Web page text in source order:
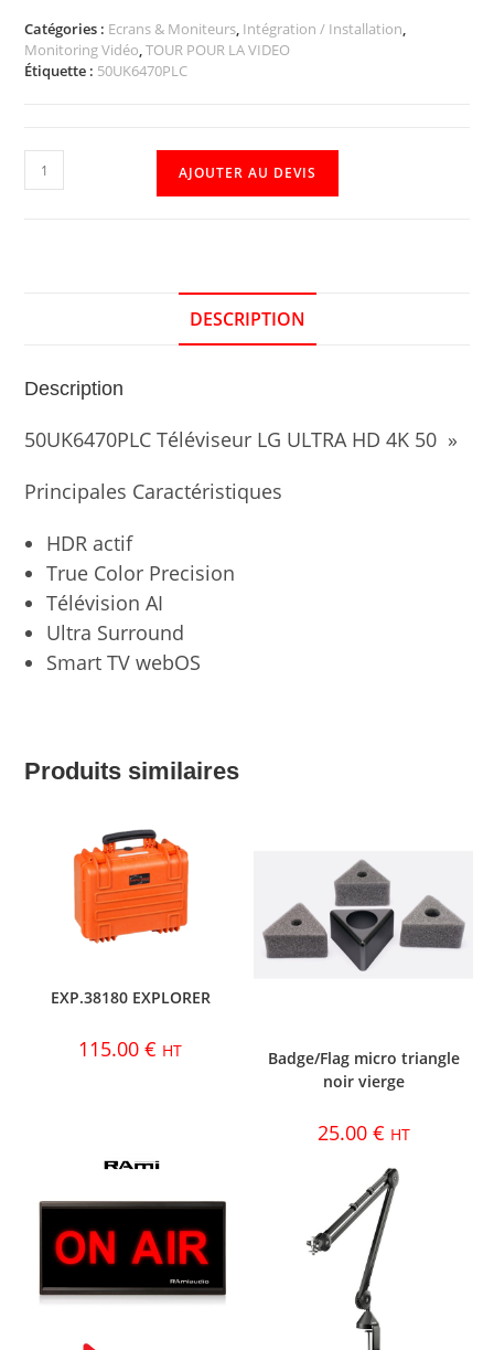
Catégories : Ecrans & Moniteurs, Intégration / Installation,
Monitoring Vidéo,TOUR POUR LA VIDEO
Étiquette : 50UK6470PLC
AJOUTER AU DEVIS
DESCRIPTION
Description
50UK6470PLC Téléviseur LG ULTRA HD 4K 50 »
Principales Caractéristiques
HDR actif
True Color Precision
Télévision AI
Ultra Surround
Smart TV webOS
Produits similaires
EXP.38180 EXPLORER
115.00€ HT
Badge/Flag micro triangle
noir vierge
25.00 € HT